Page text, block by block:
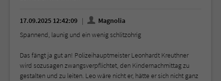
17.09.2025 12:42:09
Magnolia
Spannend, launig und ein wenig schlitzohrig
Das fängt ja gut an! Polizeihauptmeister Leonhardt Kreuthner
wird sozusagen zwangsverpflichtet, den Kindernachmittag zu
gestalten und zu leiten. Leo wäre nicht er, hätte er sich nicht ganz